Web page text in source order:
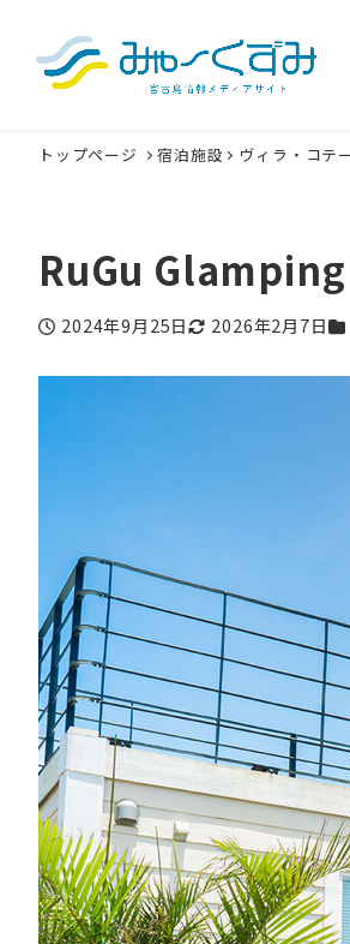
トップページ 宿泊施設 ヴィラ・コテ
RuGu Glamping
投稿日
2024年9月25日
更新日
2026年2月7日カ